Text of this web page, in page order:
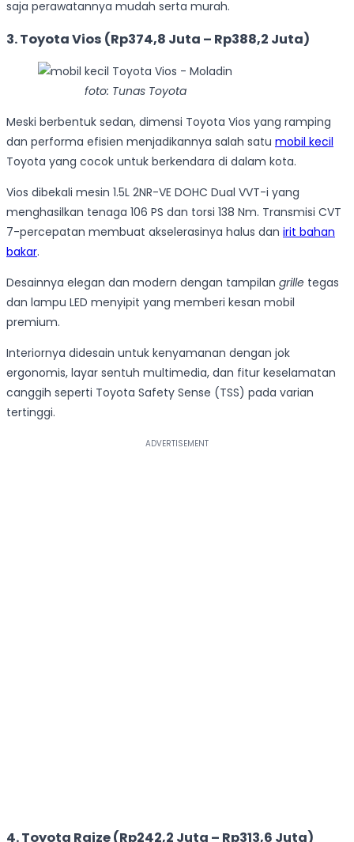
saja perawatannya mudah serta murah.
3. Toyota Vios (Rp374,8 Juta – Rp388,2 Juta)
foto: Tunas Toyota
Meski berbentuk sedan, dimensi Toyota Vios yang ramping
dan performa efisien menjadikannya salah satu mobil kecil
Toyota yang cocok untuk berkendara di dalam kota.
Vios dibekali mesin 1.5L 2NR-VE DOHC Dual VVT-i yang
menghasilkan tenaga 106 PS dan torsi 138 Nm. Transmisi CVT
7-percepatan membuat akselerasinya halus dan irit bahan
bakar.
Desainnya elegan dan modern dengan tampilan grille tegas
dan lampu LED menyipit yang memberi kesan mobil
premium.
Interiornya didesain untuk kenyamanan dengan jok
ergonomis, layar sentuh multimedia, dan fitur keselamatan
canggih seperti Toyota Safety Sense (TSS) pada varian
tertinggi.
4. Toyota Raize (Rp242,2 Juta – Rp313,6 Juta)